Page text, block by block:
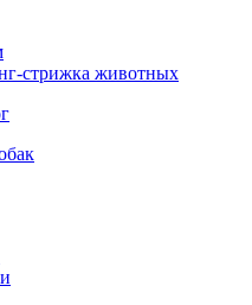
стрижка животных